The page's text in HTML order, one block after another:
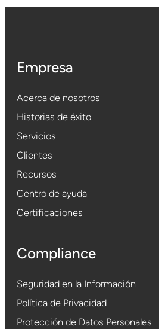
Empresa
Acerca de nosotros
Historias de éxito
Servicios
Clientes
Recursos
Centro de ayuda
Certificaciones
Compliance
Seguridad en la Información
Política de Privacidad
Protección de Datos Personales